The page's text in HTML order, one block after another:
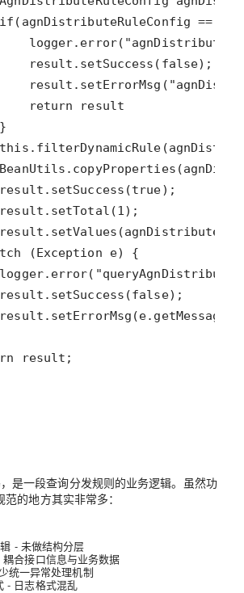
是一段查询分发规则的业务逻辑。虽然功
的地方其实非常多：
- 未做结构分层
合接口信息与业务数据
统一异常处理机制
- 日志格式混乱